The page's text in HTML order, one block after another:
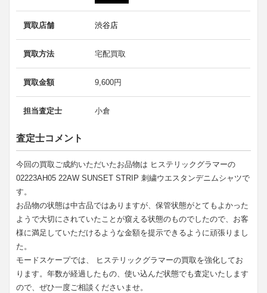
買取店舗 渋谷店
買取方法 宅配買取
買取金額 9,600円
担当査定士 小倉
査定士コメント
今回の買取ご成約いただいたお品物は ヒステリックグラマーの
02223AH05 22AW SUNSET STRIP 刺繍ウエスタンデニムシャツで
す。
お品物の状態は中古品ではありますが、保管状態がとてもよかった
ようで大切にされていたことが窺える状態のものでしたので、お客
様に満足していただけるような金額を提示できるように頑張りまし
た。
モードスケープでは、 ヒステリックグラマーの買取を強化してお
ります。年数が経過したもの、使い込んだ状態でも査定いたします
ので、ぜひ一度ご相談くださいませ。